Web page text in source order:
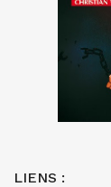
LIENS :